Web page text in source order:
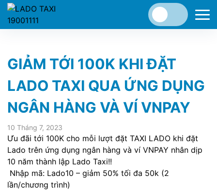
GIẢM TỚI 100K KHI ĐẶT
LADO TAXI QUA ỨNG DỤNG
NGÂN HÀNG VÀ VÍ VNPAY
10 Tháng 7, 2023
Ưu đãi tới 100K cho mỗi lượt đặt TAXI LADO khi đặt
Lado trên ứng dụng ngân hàng và ví VNPAY nhân dịp
10 năm thành lập Lado Taxi!!
Nhập mã: Lado10 – giảm 50% tối đa 50k (2
lần/chương trình)